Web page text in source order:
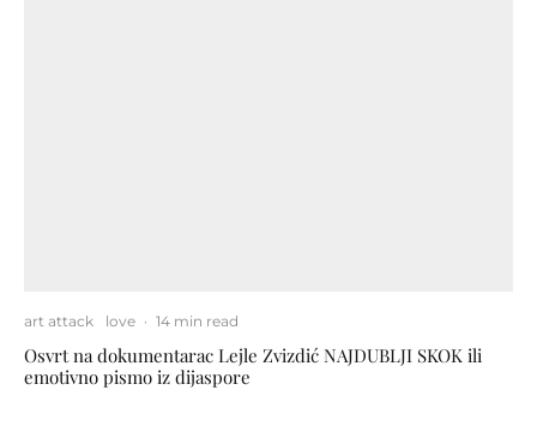
art attack love · 14 min read
Osvrt na dokumentarac Lejle Zvizdić NAJDUBLJI SKOK ili
emotivno pismo iz dijaspore